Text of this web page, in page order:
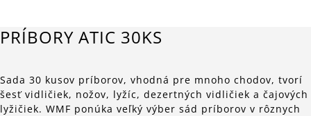
PRÍBORY ATIC 30KS
Sada 30 kusov príborov, vhodná pre mnoho chodov, tvorí
šesť vidličiek, nožov, lyžíc, dezertných vidličiek a čajových
lyžičiek. WMF ponúka veľký výber sád príborov v rôznych